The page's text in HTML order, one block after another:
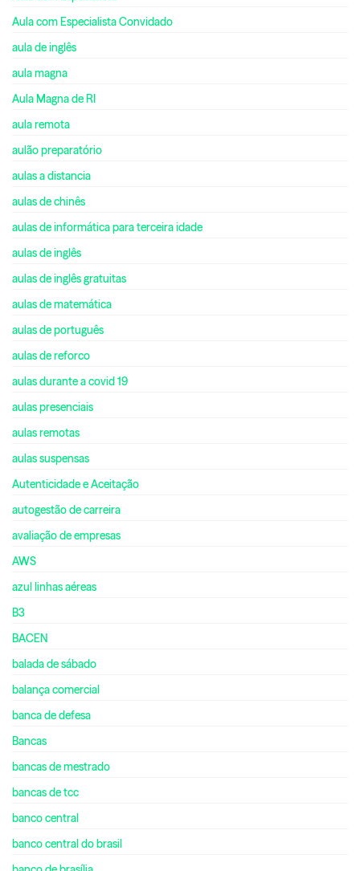
Aula com Especialista Convidado
aula de inglês
aula magna
Aula Magna de RI
aula remota
aulão preparatório
aulas a distancia
aulas de chinês
aulas de informática para terceira idade
aulas de inglês
aulas de inglês gratuitas
aulas de matemática
aulas de português
aulas de reforco
aulas durante a covid 19
aulas presenciais
aulas remotas
aulas suspensas
Autenticidade e Aceitação
autogestão de carreira
avaliação de empresas
AWS
azul linhas aéreas
B3
BACEN
balada de sábado
balança comercial
banca de defesa
Bancas
bancas de mestrado
bancas de tcc
banco central
banco central do brasil